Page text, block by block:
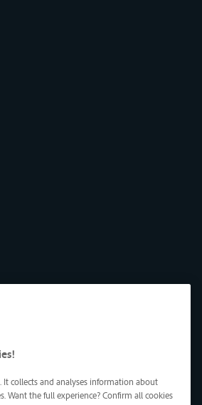
It collects and analyses information about
Want the full experience? Confirm all cookies